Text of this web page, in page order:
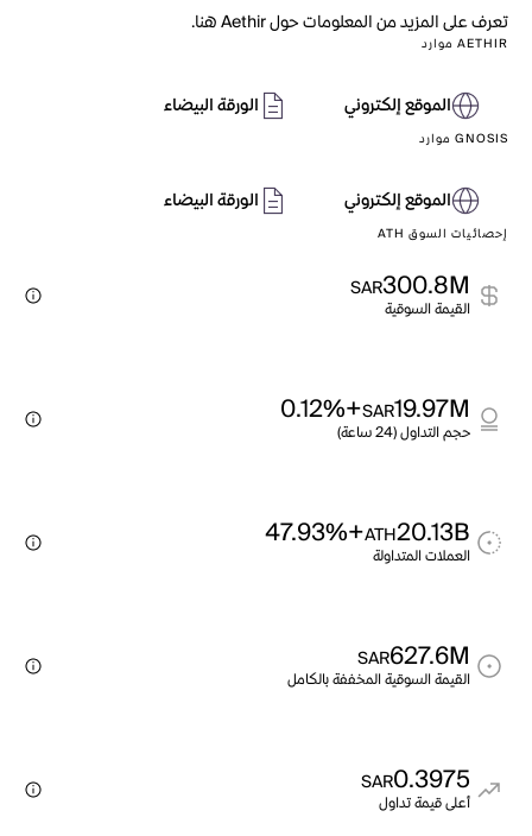
تعرف على المزيد من المعلومات حول Aethir هنا.
AETHIR موارد
الموقع إلكتروني الورقة البيضاء
GNOSIS موارد
الموقع إلكتروني الورقة البيضاء
إحصائيات السوق ATH
300.8M
SAR
القيمة السوقية
19.97M
SAR
+0.12%
حجم التداول (24 ساعة)
20.13B
ATH
+47.93%
العملات المتداولة
627.6M
SAR
القيمة السوقية المخففة بالكامل
0.3975
SAR
أعلى قيمة تداول